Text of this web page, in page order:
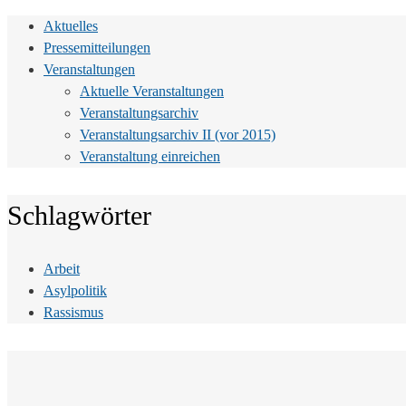
Aktuelles
Pressemitteilungen
Veranstaltungen
Aktuelle Veranstaltungen
Veranstaltungsarchiv
Veranstaltungsarchiv II (vor 2015)
Veranstaltung einreichen
Schlagwörter
Arbeit
Asylpolitik
Rassismus